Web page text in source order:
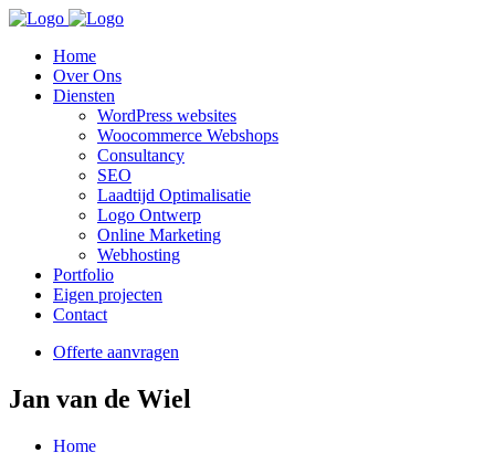
Home
Over Ons
Diensten
WordPress websites
Woocommerce Webshops
Consultancy
SEO
Laadtijd Optimalisatie
Logo Ontwerp
Online Marketing
Webhosting
Portfolio
Eigen projecten
Contact
Offerte aanvragen
Jan van de Wiel
Home